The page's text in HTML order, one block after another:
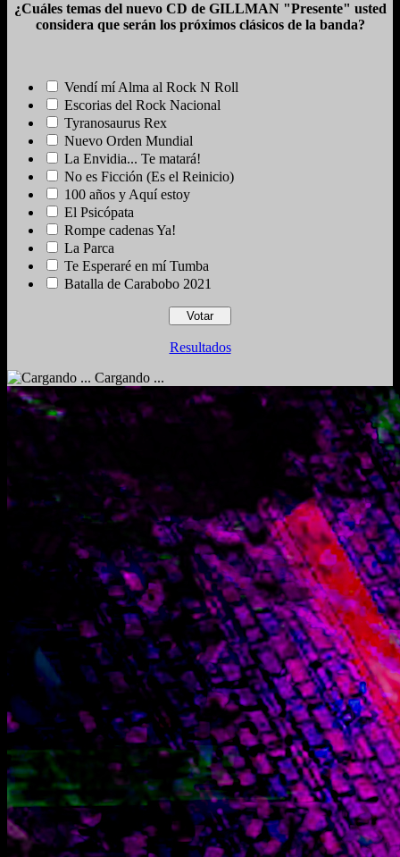
¿Cuáles temas del nuevo CD de GILLMAN "Presente" usted
considera que serán los próximos clásicos de la banda?
Vendí mí Alma al Rock N Roll
Escorias del Rock Nacional
Tyranosaurus Rex
Nuevo Orden Mundial
La Envidia... Te matará!
No es Ficción (Es el Reinicio)
100 años y Aquí estoy
El Psicópata
Rompe cadenas Ya!
La Parca
Te Esperaré en mí Tumba
Batalla de Carabobo 2021
Resultados
Cargando ...